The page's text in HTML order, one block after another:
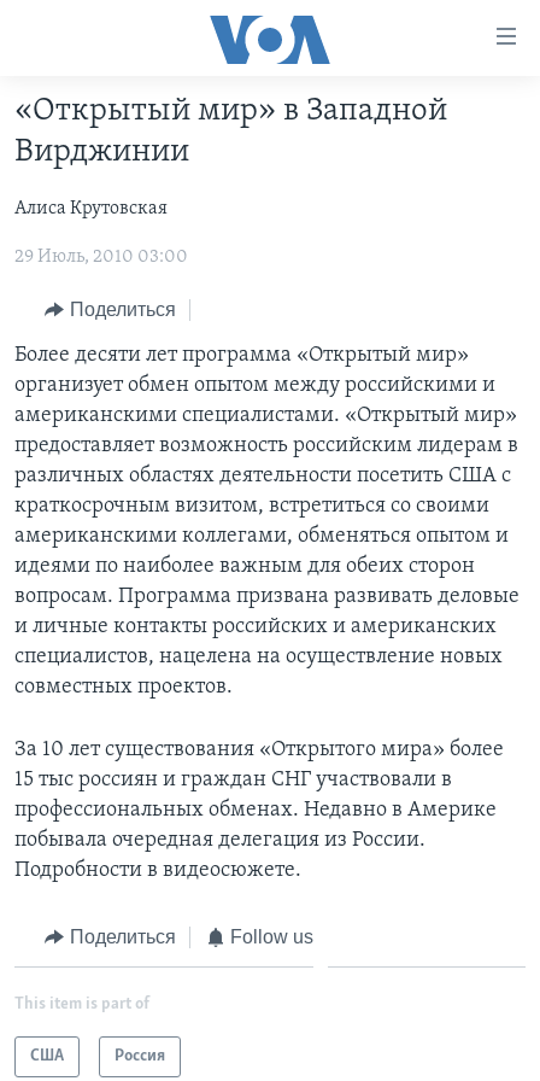
Перейти
на
основной
Перейти
навигации
поиск
ГЛАВНОЕ
ПРОГРАММЫ
АМЕРИКА
НОВОСТИ ЗА МИНУТУ
ИТОГИ
ПОЧЕМУ ЭТО ВАЖНО?
ДИСКУССИЯ VOA
ДЕТАЛИ
НЬЮ-ЙОРК NEW YORK
АМЕРИКА. БОЛЬШОЕ ПУТЕШЕСТВИЕ
ПРОЕКТЫ
УЧИМ АНГЛИЙСКИЙ
НАША АМЕРИКАНСКАЯ ИСТОРИЯ
А КАК В АМЕРИКЕ?
АРТЕФАКТЫ
АМЕРИКАНСКИЕ ГОРОДКИ
ТЕСТЫ
ЭКСПЕРТИЗА
ИНТЕРВЬЮ
ФАКТЫ ПРОТИВ ФЕЙКОВ
ЗА СВОБОДУ ПРЕССЫ
УЧИМ АНГЛИЙСКИЙ
ВИДЕО
ПОДПИСКА НА НОВОСТИ
Learning English
СОЦИАЛЬНЫЕ СЕТИ
Языки
«Открытый мир» в Западной
Вирджинии
Алиса Крутовская
29 Июль, 2010 03:00
Поделиться
Более десяти лет программа «Открытый мир»
организует обмен опытом между российскими и
американскими специалистами. «Открытый мир»
предоставляет возможность российским лидерам в
различных областях деятельности посетить США с
краткосрочным визитом, встретиться со своими
американскими коллегами, обменяться опытом и
идеями по наиболее важным для обеих сторон
вопросам. Программа призвана развивать деловые
и личные контакты российских и американских
специалистов, нацелена на осуществление новых
совместных проектов.
За 10 лет существования «Открытого мира» более
15 тыс россиян и граждан СНГ участвовали в
профессиональных обменах. Недавно в Америке
побывала очередная делегация из России.
Подробности в видеосюжете.
Поделиться Follow us
This item is part of
США Россия